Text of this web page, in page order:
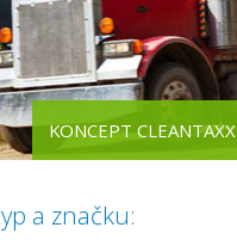
a značku:
KONCEPT CLEANTAXX